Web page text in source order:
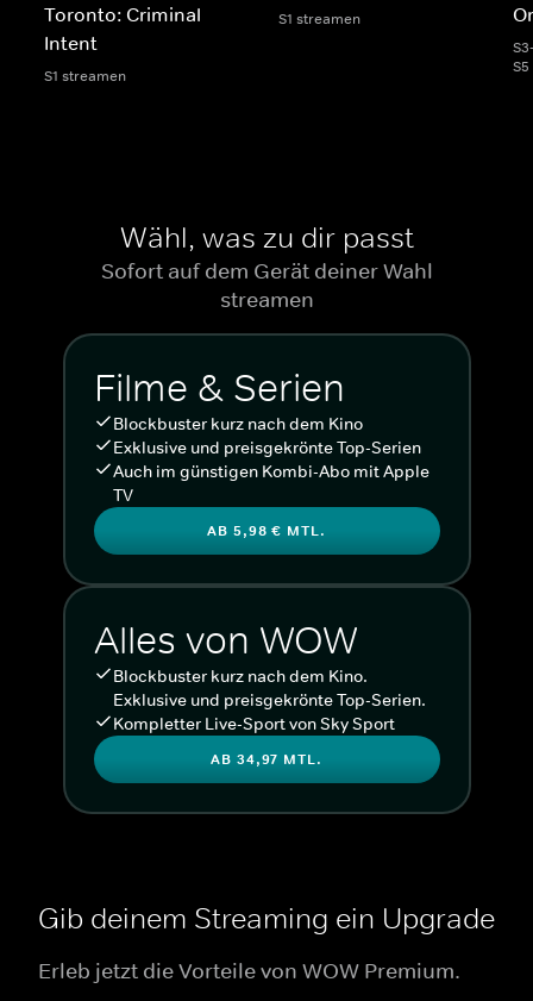
Toronto: Criminal
Intent
S1 streamen
S1 streamen
Wähl, was zu dir passt
Sofort auf dem Gerät deiner Wahl
streamen
Filme & Serien
Blockbuster kurz nach dem Kino
Exklusive und preisgekrönte Top-Serien
Auch im günstigen Kombi-Abo mit Apple
TV
AB 5,98 € MTL.
Alles von WOW
Blockbuster kurz nach dem Kino.
Exklusive und preisgekrönte Top-Serien.
Kompletter Live-Sport von Sky Sport
AB 34,97 MTL.
Gib deinem Streaming ein Upgrade
Erleb jetzt die Vorteile von WOW Premium.